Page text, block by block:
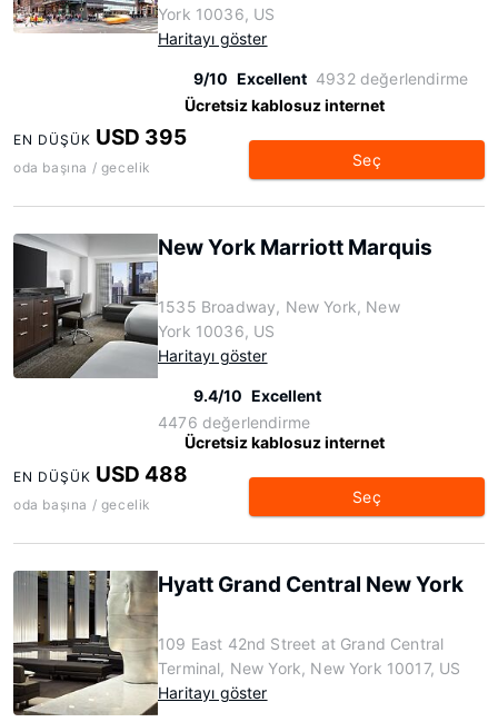
York 10036, US
Haritayı göster
9/10 Excellent 4932 değerlendirme
Ücretsiz kablosuz internet
EN DÜŞÜK USD 395
oda başına / gecelik Seç
New York Marriott Marquis
1535 Broadway, New York, New
York 10036, US
Haritayı göster
9.4/10 Excellent
4476 değerlendirme
Ücretsiz kablosuz internet
EN DÜŞÜK USD 488
oda başına / gecelik Seç
Hyatt Grand Central New York
109 East 42nd Street at Grand Central
Terminal, New York, New York 10017, US
Haritayı göster